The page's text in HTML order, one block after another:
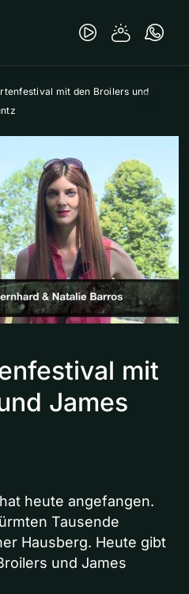
mit den Broilers und
mit
James
heute angefangen.
Tausende
Hausberg. Heute gibt
und James